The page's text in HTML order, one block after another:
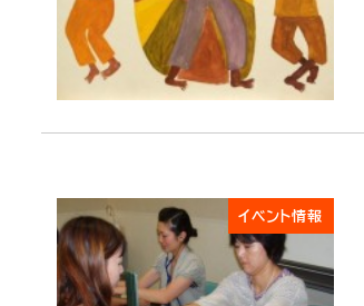
イベント情報